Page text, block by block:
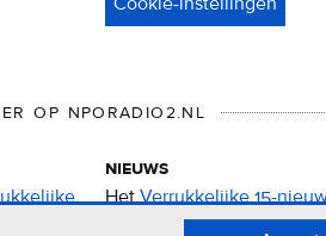
&
OP NPORADIO2.NL
nieuws
HetVerrukkelijke 15-
de NPO Radio 2-website.